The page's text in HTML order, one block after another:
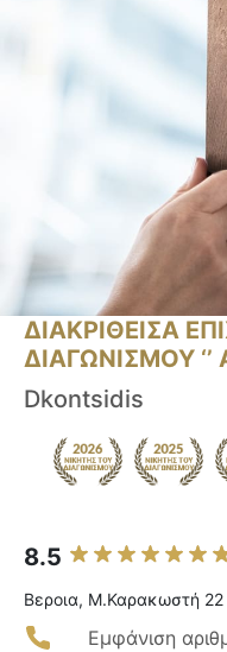
ΔΙΑΚΡΙΘΕΙΣΑ
ΔΙΑΓΩΝΙΣΜΟΥ ‘’
Dkontsidis
8.5
Βεροια, Μ.Καρακωστή 22
Εμφάνιση